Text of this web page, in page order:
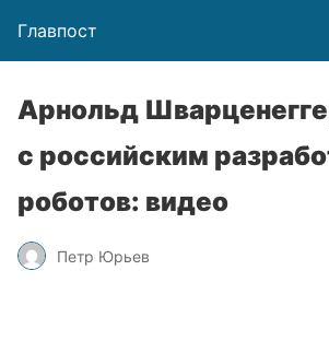
Главпост
Арнольд
с российским
роботов: видео
Петр Юрьев